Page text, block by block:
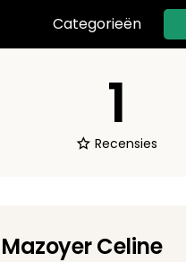
Categorieën
1
Recensies
Mazoyer Celine